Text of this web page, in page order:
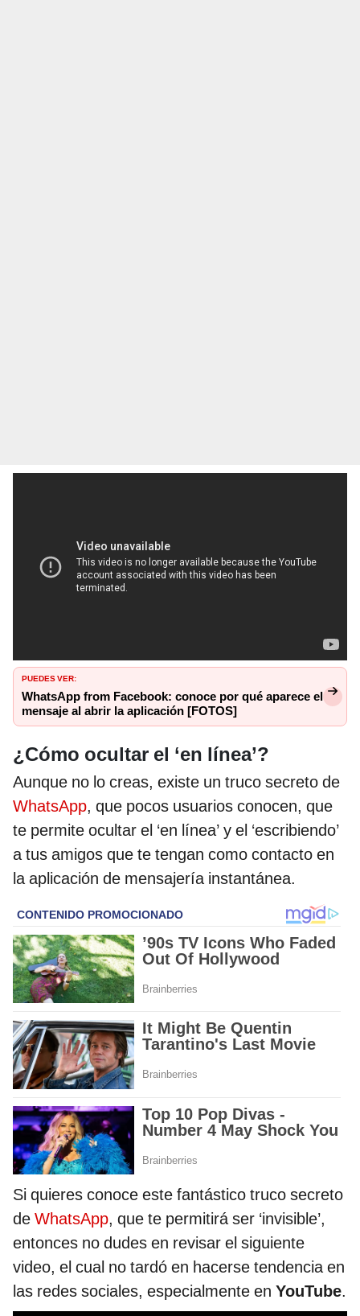
PUEDES VER:
WhatsApp from Facebook: conoce por qué aparece el
mensaje al abrir la aplicación [FOTOS]
¿Cómo ocultar el ‘en línea’?
Aunque no lo creas, existe un truco secreto de
WhatsApp, que pocos usuarios conocen, que
te permite ocultar el ‘en línea’ y el ‘escribiendo’
a tus amigos que te tengan como contacto en
la aplicación de mensajería instantánea.
Si quieres conoce este fantástico truco secreto
de WhatsApp, que te permitirá ser ‘invisible’,
entonces no dudes en revisar el siguiente
video, el cual no tardó en hacerse tendencia en
las redes sociales, especialmente en YouTube.